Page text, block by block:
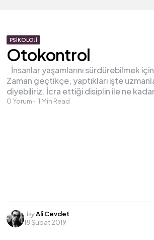
PSIKOLOJI
Otokontrol
0 Yorum 1 Min Read
İnsanlar yaşamlarını sürdürebilmek
Zaman geçtikçe, yaptıkları işte
diyebiliriz. İcra ettiği disiplin ile ne
Posted
by
byAli Cevdet
18 Şubat 2019